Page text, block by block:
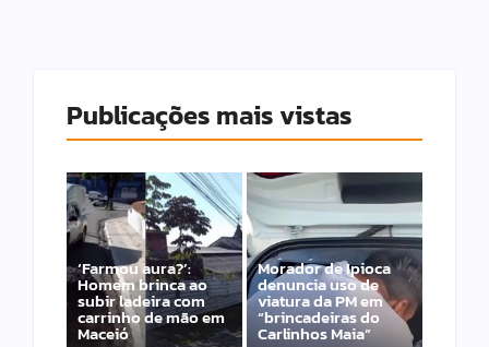
Publicações mais vistas
‘Farmou aura?’:
Homem brinca ao
subir ladeira com
carrinho de mão em
Maceió
Morador de Ipioca
denuncia uso de
viatura da PM em
“brincadeiras do
Carlinhos Maia”